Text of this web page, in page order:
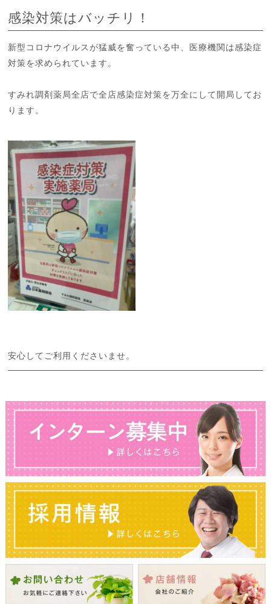
感染対策はバッチリ！
新型コロナウイルスが猛威を奮っている中、医療機関は感染症
対策を求められています。
すみれ調剤薬局全店で全店感染症対策を万全にして開局してお
ります。
安心してご利用くださいませ。